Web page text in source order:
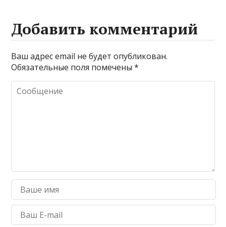
Добавить комментарий
Ваш адрес email не будет опубликован.
Обязательные поля помечены*